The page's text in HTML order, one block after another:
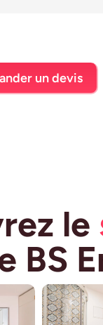
un devis
le
BS